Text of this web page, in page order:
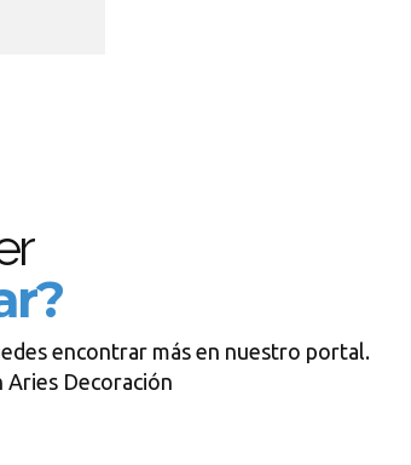
encontrar más en nuestro portal.
Decoración